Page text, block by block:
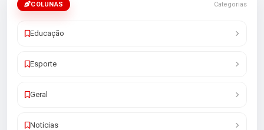
COLUNAS Categorias
Educação
Esporte
Geral
Noticias